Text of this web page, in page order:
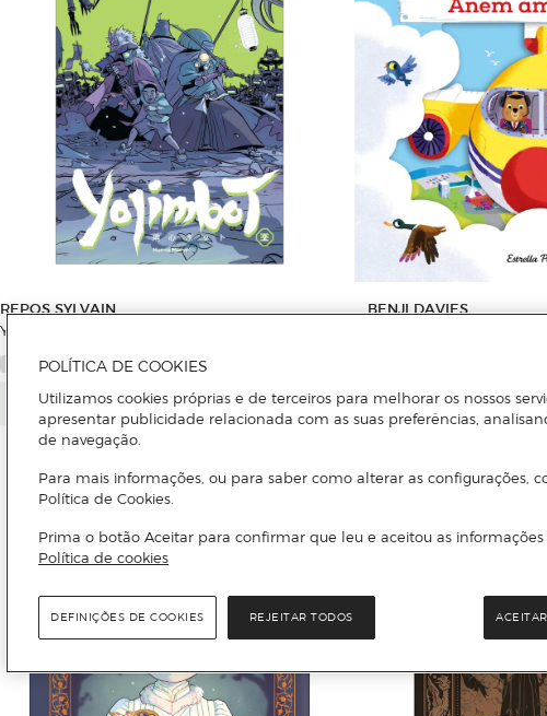
REPOS SYLVAIN
Adicionar
BENJI DAVIES
POLÍTICA DE COOKIES
Utilizamos cookies próprias e de terceiros para melhorar os nossos
apresentar publicidade relacionada com as suas preferências,
de navegação.
Para mais informações, ou para saber como alterar as configurações,
Política de Cookies.
Prima o botão Aceitar para confirmar que leu e aceitou as informações
Política de cookies
REJEITAR TODOS
DEFINIÇÕES DE COOKIES